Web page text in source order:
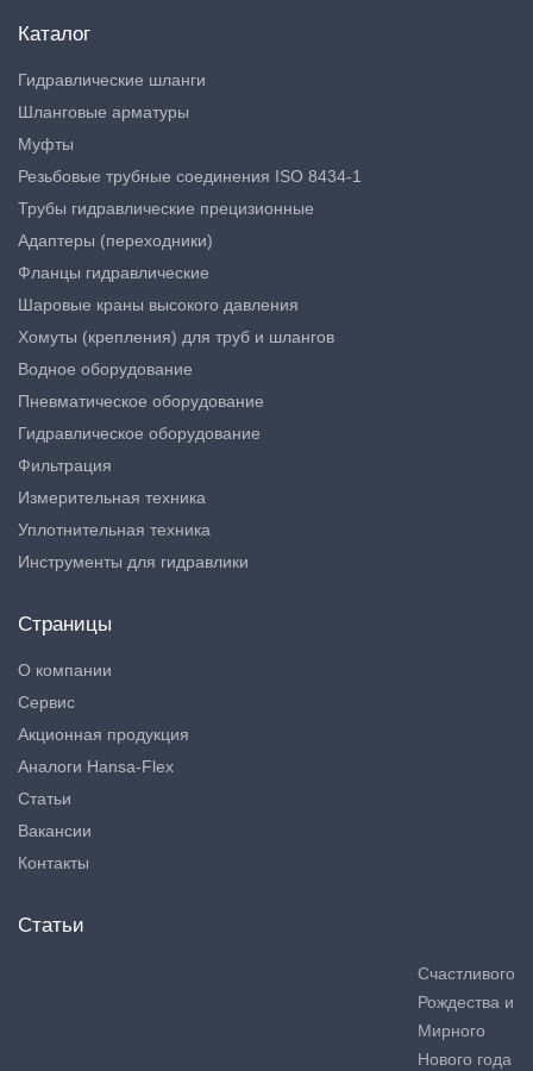
Каталог
Гидравлические шланги
Шланговые арматуры
Муфты
Резьбовые трубные соединения ISO 8434-1
Трубы гидравлические прецизионные
Адаптеры (переходники)
Фланцы гидравлические
Шаровые краны высокого давления
Хомуты (крепления) для труб и шлангов
Водное оборудование
Пневматическое оборудование
Гидравлическое оборудование
Фильтрация
Измерительная техника
Уплотнительная техника
Инструменты для гидравлики
Страницы
О компании
Сервис
Акционная продукция
Аналоги Hansa-Flex
Статьи
Вакансии
Контакты
Статьи
Счастливого
Рождества и
Мирного
Нового года